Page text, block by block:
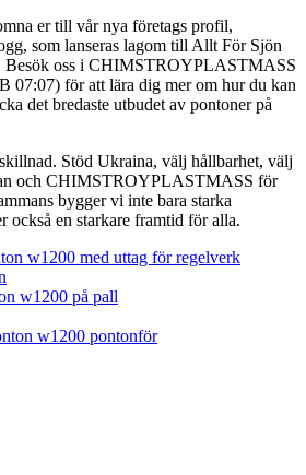
er till vår nya företags profil,
som lanseras lagom till Allt För Sjön
Besök oss i CHIMSTROYPLASTMASS
07:07) för att lära dig mer om hur du kan
det bredaste utbudet av pontoner på
Stöd Ukraina, välj hållbarhet, välj
och CHIMSTROYPLASTMASS för
bygger vi inte bara starka
också en starkare framtid för alla.